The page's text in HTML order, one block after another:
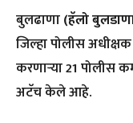
बुलढाणा(हॅलो
जिल्हा पोलीस
करणाऱ्या 21 पोलीस
अटॅच केले आहे.